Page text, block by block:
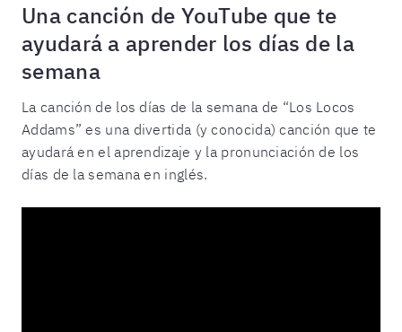
Una canción de YouTube que te
ayudará a aprender los días de la
semana
La canción de los días de la semana de “Los Locos
Addams” es una divertida (y conocida) canción que te
ayudará en el aprendizaje y la pronunciación de los
días de la semana en inglés.